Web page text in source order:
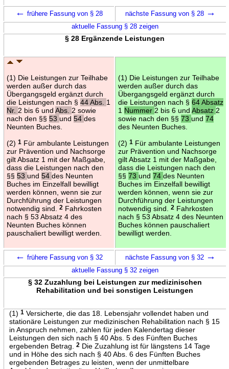
← frühere Fassung von § 28 nächste Fassung von § 28 →
aktuelle Fassung § 28 zeigen
§ 28 Ergänzende Leistungen
(1) Die Leistungen zur Teilhabe
werden außer durch das
Übergangsgeld ergänzt durch
die Leistungen nach § 44 Abs. 1
Nr. 2 bis 6 und Abs. 2 sowie
nach den §§ 53 und 54 des
Neunten Buches.
(2) 1Für ambulante Leistungen
zur Prävention und Nachsorge
gilt Absatz 1 mit der Maßgabe,
dass die Leistungen nach den
§§ 53 und 54 des Neunten
Buches im Einzelfall bewilligt
werden können, wenn sie zur
Durchführung der Leistungen
notwendig sind.
2Fahrkosten
nach § 53 Absatz 4 des
Neunten Buches können
pauschaliert bewilligt werden.
(1) Die Leistungen zur Teilhabe
werden außer durch das
Übergangsgeld ergänzt durch
die Leistungen nach § 64 Absatz
1 Nummer 2 bis 6 und Absatz 2
sowie nach den §§ 73 und 74
des Neunten Buches.
(2) 1Für ambulante Leistungen
zur Prävention und Nachsorge
gilt Absatz 1 mit der Maßgabe,
dass die Leistungen nach den
§§ 73 und 74 des Neunten
Buches im Einzelfall bewilligt
werden können, wenn sie zur
Durchführung der Leistungen
notwendig sind.
2Fahrkosten
nach § 53 Absatz 4 des Neunten
Buches können pauschaliert
bewilligt werden.
← frühere Fassung von § 32 nächste Fassung von § 32 →
aktuelle Fassung § 32 zeigen
§ 32 Zuzahlung bei Leistungen zur medizinischen
Rehabilitation und bei sonstigen Leistungen
(1) 1Versicherte, die das 18. Lebensjahr vollendet haben und
stationäre Leistungen zur medizinischen Rehabilitation nach § 15
in Anspruch nehmen, zahlen für jeden Kalendertag dieser
Leistungen den sich nach § 40 Abs. 5 des Fünften Buches
ergebenden Betrag.
2Die Zuzahlung ist für längstens 14 Tage
und in Höhe des sich nach § 40 Abs. 6 des Fünften Buches
ergebenden Betrages zu leisten, wenn der unmittelbare